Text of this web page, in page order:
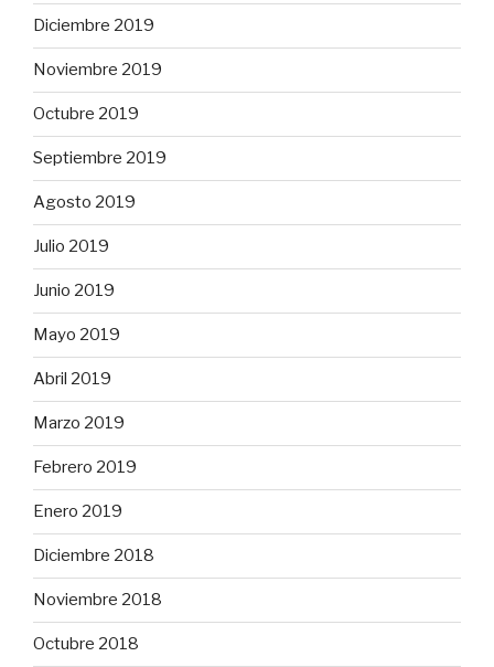
Diciembre 2019
Noviembre 2019
Octubre 2019
Septiembre 2019
Agosto 2019
Julio 2019
Junio 2019
Mayo 2019
Abril 2019
Marzo 2019
Febrero 2019
Enero 2019
Diciembre 2018
Noviembre 2018
Octubre 2018